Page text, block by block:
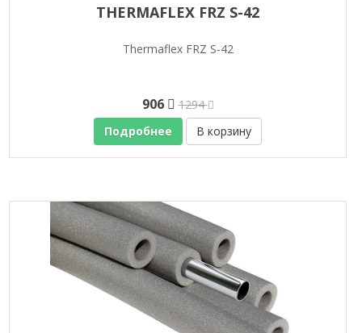
THERMAFLEX FRZ S-42
Thermaflex FRZ S-42
906
1294
Подробнее
В корзину